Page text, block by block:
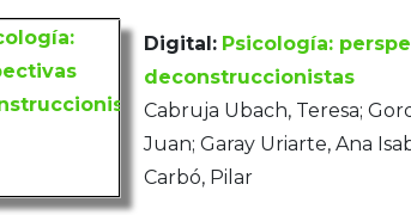
Digital: Psicología:
deconstruccionistas
Cabruja Ubach, Teresa;
Juan; Garay Uriarte, Ana
Carbó, Pilar